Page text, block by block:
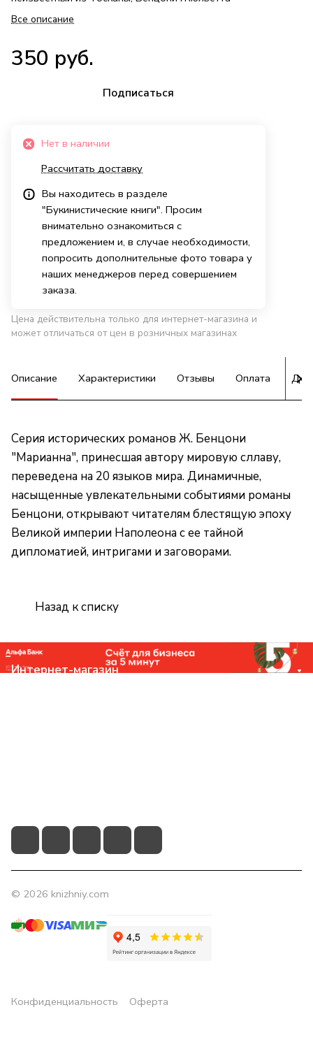
Все описание
350 руб.
Подписаться
Нет в наличии
Рассчитать доставку
Вы находитесь в разделе
"Букинистические книги". Просим
внимательно ознакомиться с
предложением и, в случае необходимости,
попросить дополнительные фото товара у
наших менеджеров перед совершением
заказа.
Цена действительна только для интернет-магазина и
может отличаться от цен в розничных магазинах
Описание Характеристики Отзывы Оплата
Серия исторических романов Ж. Бенцони
"Марианна", принесшая автору мировую сллаву,
переведена на 20 языков мира. Динамичные,
насыщенные увлекательными событиями романы
Бенцони, открывают читателям блестящую эпоху
Великой империи Наполеона с ее тайной
дипломатией, интригами и заговорами.
Назад к списку
Интернет-магазин
© 2026 knizhniy.com
Конфиденциальность Оферта